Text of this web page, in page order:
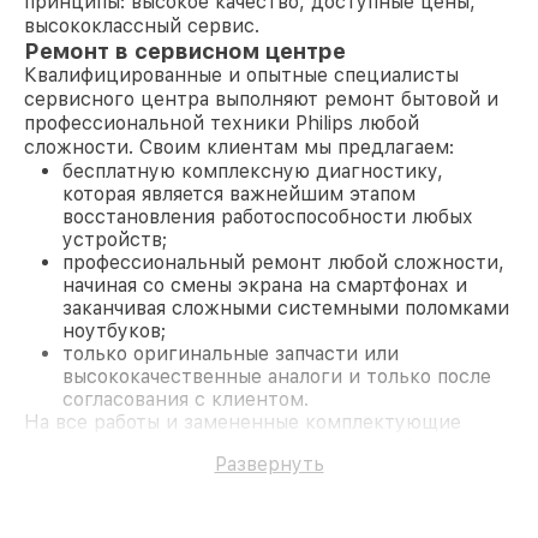
высококлассный сервис.
Ремонт в сервисном центре
Квалифицированные и опытные специалисты
сервисного центра выполняют ремонт бытовой и
профессиональной техники Philips любой
сложности. Своим клиентам мы предлагаем:
бесплатную комплексную диагностику,
которая является важнейшим этапом
восстановления работоспособности любых
устройств;
профессиональный ремонт любой сложности,
начиная со смены экрана на смартфонах и
заканчивая сложными системными поломками
ноутбуков;
только оригинальные запчасти или
высококачественные аналоги и только после
согласования с клиентом.
На все работы и замененные комплектующие
поломки по условиям гарантии, мы бесплатно
Развернуть